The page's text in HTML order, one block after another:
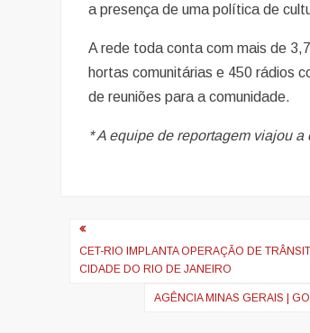
a presença de uma política de
A rede toda conta com mais de
hortas comunitárias e 450 rádios
de reuniões para a comunidade.
* A equipe de reportagem viajou
Navegação
de
CET-RIO IMPLANTA OPERAÇÃO DE
CIDADE DO RIO DE JANEIRO
AGÊNCIA MINAS GERAIS |